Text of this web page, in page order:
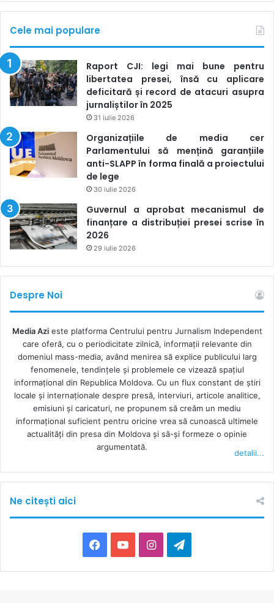
Cele mai populare
Raport CJI: legi mai bune pentru
libertatea presei, însă cu aplicare
deficitară și record de atacuri asupra
jurnaliștilor în 2025
31 iulie 2026
Organizațiile de media cer
Parlamentului să mențină garanțiile
anti-SLAPP în forma finală a proiectului
de lege
30 iulie 2026
Guvernul a aprobat mecanismul de
finanțare a distribuției presei scrise în
2026
29 iulie 2026
Despre Noi
Media Azieste platforma Centrului pentru Jurnalism Independent
care oferă, cu o periodicitate zilnică, informații relevante din
domeniul mass-media, având menirea să explice publicului larg
fenomenele, tendințele și problemele ce vizează spațiul
informațional din Republica Moldova. Cu un flux constant de ştiri
locale şi internaţionale despre presă, interviuri, articole analitice,
emisiuni și caricaturi, ne propunem să creăm un mediu
informaţional suficient pentru oricine vrea să cunoască ultimele
actualităţi din presa din Moldova şi să-şi formeze o opinie
argumentată.
detalii...
Ne citești aici
a
o
I
n
e